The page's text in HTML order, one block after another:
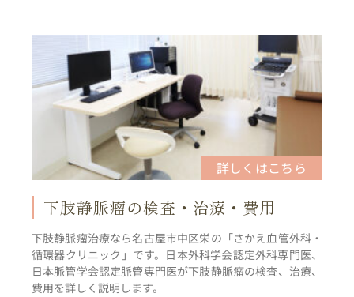
下肢静脈瘤の検査・治療・費用
下肢静脈瘤治療なら名古屋市中区栄の「さかえ血管外科・
循環器クリニック」です。日本外科学会認定外科専門医、
日本脈管学会認定脈管専門医が下肢静脈瘤の検査、治療、
費用を詳しく説明します。